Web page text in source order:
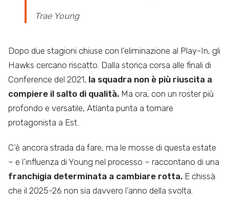
Trae Young
Dopo due stagioni chiuse con l’eliminazione al Play-In, gli
Hawks cercano riscatto. Dalla storica corsa alle finali di
Conference del 2021, la squadra non è più riuscita a
compiere il salto di qualità. Ma ora, con un roster più
profondo e versatile, Atlanta punta a tornare
protagonista a Est.
C’è ancora strada da fare, ma le mosse di questa estate
– e l’influenza di Young nel processo – raccontano di una
franchigia determinata a cambiare rotta. E chissà
che il 2025-26 non sia davvero l’anno della svolta.